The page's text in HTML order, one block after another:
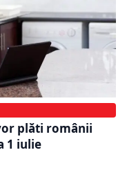
plăti românii
1 iulie